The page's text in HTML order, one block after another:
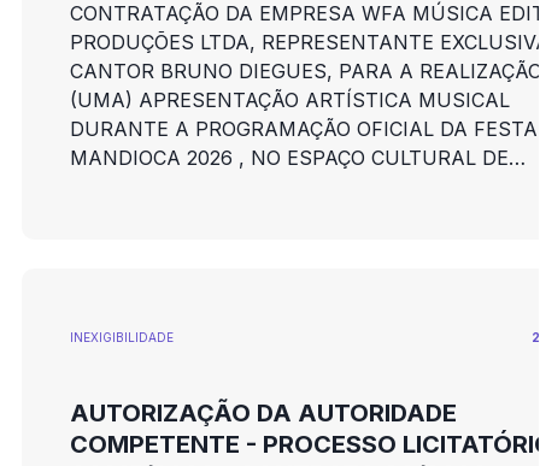
CONTRATAÇÃO DA EMPRESA WFA MÚSICA
PRODUÇÕES LTDA, REPRESENTANTE
CANTOR BRUNO DIEGUES, PARA A
(UMA) APRESENTAÇÃO ARTÍSTICA MUSICAL
DURANTE A PROGRAMAÇÃO OFICIAL DA
MANDIOCA 2026 , NO ESPAÇO CULTURAL DE
INEXIGIBILIDADE
AUTORIZAÇÃO DA AUTORIDADE
COMPETENTE - PROCESSO